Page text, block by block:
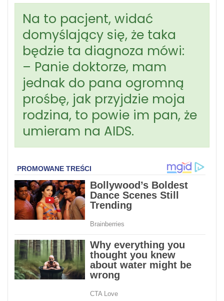
Na to pacjent, widać
domyślający się, że taka
będzie ta diagnoza mówi:
– Panie doktorze, mam
jednak do pana ogromną
prośbę, jak przyjdzie moja
rodzina, to powie im pan, że
umieram na AIDS.